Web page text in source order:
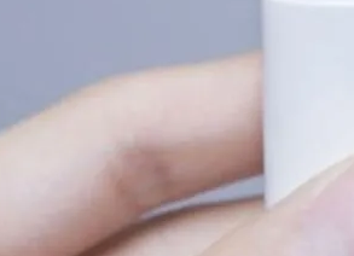
AnTuTu — Супермощные
На Базе Snapdragon 888